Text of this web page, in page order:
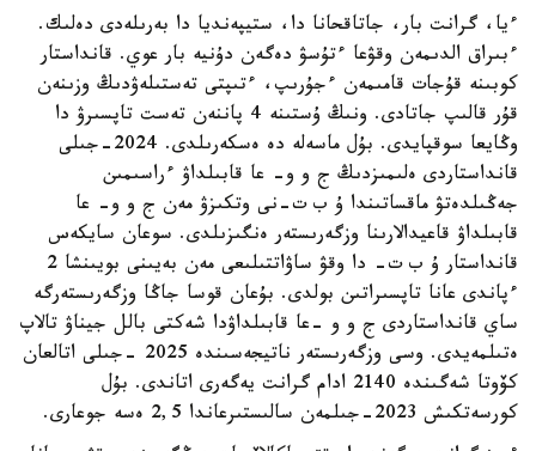
ءيا، گرانت بار، جاتاقحانا دا، ستيپەنديا دا بەرىلەدى دەلىك.
ءبىراق الدىمەن وقۋعا ءتۇسۋ دەگەن دۇنيە بار عوي. قانداستار
كوبىنە قۇجات قامىمەن ءجۇرىپ، ءتىپتى تەستىلەۋدىڭ وزىنەن
قۇر قالىپ جاتادى. ونىڭ ۇستىنە 4 پاننەن تەست تاپسىرۋ دا
وڭايعا سوقپايدى. بۇل ماسەلە دە ەسكەرىلدى. 2024-جىلى
قانداستاردى ەلىمىزدىڭ ج و و- عا قابىلداۋ ءراسىمىن
جەڭىلدەتۋ ماقساتىندا ۇ ب ت-نى وتكىزۋ مەن ج و و- عا
قابىلداۋ قاعيدالارىنا وزگەرىستەر ەنگىزىلدى. سوعان سايكەس
قانداستار ۇ ب ت- دا وقۋ ساۋاتتىلىعى مەن بەيىنى بويىنشا 2
ءپاندى عانا تاپسىراتىن بولدى. بۇعان قوسا جاڭا وزگەرىستەرگە
ساي قانداستاردى ج و و -عا قابىلداۋدا شەكتى بالل جيناۋ تالاپ
ەتىلمەيدى. وسى وزگەرىستەر ناتيجەسىندە 2025 -جىلى اتالعان
كۆوتا شەگىندە 2140 ادام گرانت يەگەرى اتاندى. بۇل
كورسەتكىش 2023-جىلمەن سالىستىرعاندا 2,5 ەسە جوعارى.